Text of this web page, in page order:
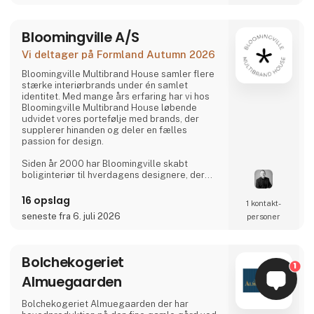
Bloomingville A/S
Vi deltager på Formland Autumn 2026
Bloomingville Multibrand House samler flere
stærke interiørbrands under én samlet
identitet. Med mange års erfaring har vi hos
Bloomingville Multibrand House løbende
udvidet vores portefølje med brands, der
supplerer hinanden og deler en fælles
passion for design.
Siden år 2000 har Bloomingville skabt
boliginteriør til hverdagens designere, der
skaber glæde. Share your style. Tell your
story. Change your home.
16 opslag
seneste fra 6. juli 2026
1 kontakt­
personer
Bolchekogeriet
Almuegaarden
Bolchekogeriet Almuegaarden der har
1